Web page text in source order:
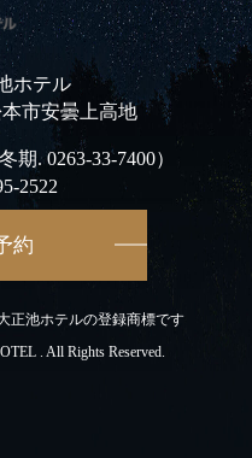
ホテル
市安曇上高地
冬期.0263-33-7400）
2522
約
正池ホテルの登録商標です
. All Rights Reserved.